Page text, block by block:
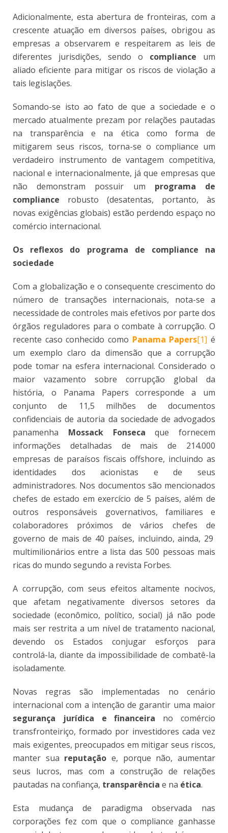
Adicionalmente, esta abertura de fronteiras, com a
crescente atuação em diversos países, obrigou as
empresas a observarem e respeitarem as leis de
diferentes jurisdições, sendo o compliance um
aliado eficiente para mitigar os riscos de violação a
tais legislações.
Somando-se isto ao fato de que a sociedade e o
mercado atualmente prezam por relações pautadas
na transparência e na ética como forma de
mitigarem seus riscos, torna-se o compliance um
verdadeiro instrumento de vantagem competitiva,
nacional e internacionalmente, já que empresas que
não demonstram possuir um programa de
compliance robusto (desatentas, portanto, às
novas exigências globais) estão perdendo espaço no
comércio internacional.
Os reflexos do programa de compliance na
sociedade
Com a globalização e o consequente crescimento do
número de transações internacionais, nota-se a
necessidade de controles mais efetivos por parte dos
órgãos reguladores para o combate à corrupção. O
recente caso conhecido como Panama Papers[1] é
um exemplo claro da dimensão que a corrupção
pode tomar na esfera internacional. Considerado o
maior vazamento sobre corrupção global da
história, o Panama Papers corresponde a um
conjunto de 11,5 milhões de documentos
confidenciais de autoria da sociedade de advogados
panamenha Mossack Fonseca que fornecem
informações detalhadas de mais de 214.000
empresas de paraísos fiscais offshore, incluindo as
identidades dos acionistas e de seus
administradores. Nos documentos são mencionados
chefes de estado em exercício de 5 países, além de
outros responsáveis governativos, familiares e
colaboradores próximos de vários chefes de
governo de mais de 40 países, incluindo, ainda, 29
multimilionários entre a lista das 500 pessoas mais
ricas do mundo segundo a revista Forbes.
A corrupção, com seus efeitos altamente nocivos,
que afetam negativamente diversos setores da
sociedade (econômico, político, social) já não pode
mais ser restrita a um nível de tratamento nacional,
devendo os Estados conjugar esforços para
controlá-la, diante da impossibilidade de combatê-la
isoladamente.
Novas regras são implementadas no cenário
internacional com a intenção de garantir uma maior
segurança jurídica
e financeira no comércio
transfronteiriço, formado por investidores cada vez
mais exigentes, preocupados em mitigar seus riscos,
manter sua reputação e, porque não, aumentar
seus lucros, mas com a construção de relações
pautadas na confiança, transparência e na ética.
Esta mudança de paradigma observada nas
corporações fez com que o compliance ganhasse